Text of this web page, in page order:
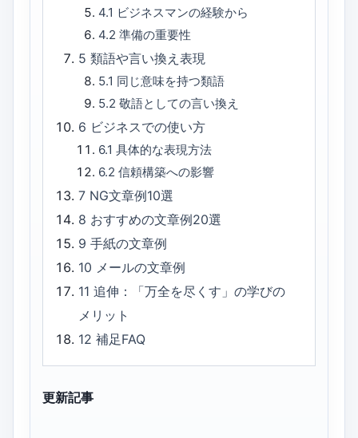
4.1 ビジネスマンの経験から
4.2 準備の重要性
5類語や言い換え表現
5.1 同じ意味を持つ類語
5.2 敬語としての言い換え
6 ビジネスでの使い方
6.1 具体的な表現方法
6.2 信頼構築への影響
7 NG文章例10選
8 おすすめの文章例20選
9手紙の文章例
10 メールの文章例
11追伸：「万全を尽くす」の学びの
メリット
12補足FAQ
更新記事